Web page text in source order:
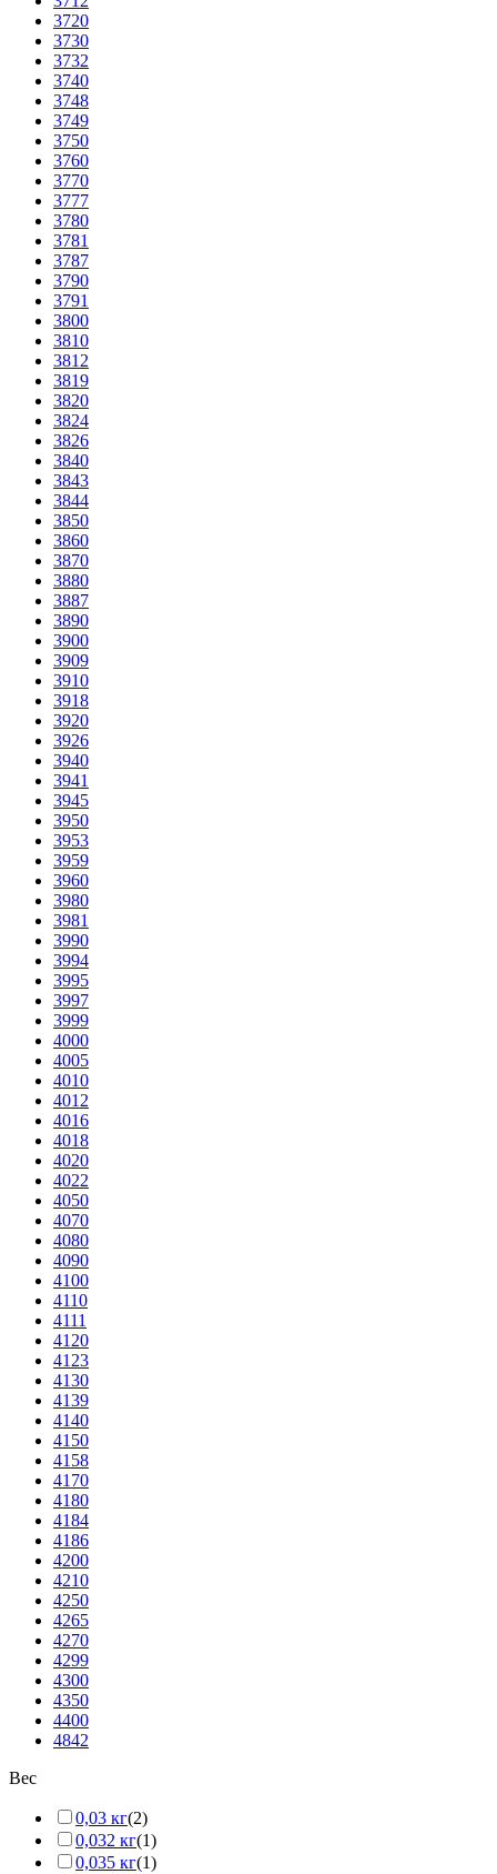
3720
3730
3732
3740
3748
3749
3750
3760
3770
3777
3780
3781
3787
3790
3791
3800
3810
3812
3819
3820
3824
3826
3840
3843
3844
3850
3860
3870
3880
3887
3890
3900
3909
3910
3918
3920
3926
3940
3941
3945
3950
3953
3959
3960
3980
3981
3990
3994
3995
3997
3999
4000
4005
4010
4012
4016
4018
4020
4022
4050
4070
4080
4090
4100
4110
4111
4120
4123
4130
4139
4140
4150
4158
4170
4180
4184
4186
4200
4210
4250
4265
4270
4299
4300
4350
4400
4842
Вес
0,03 кг(2)
0,032 кг(1)
0,035 кг(1)